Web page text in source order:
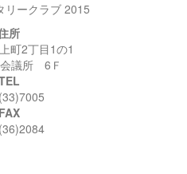
リークラブ 2015
所
町2丁目1の1
議所 6Ｆ
FAX